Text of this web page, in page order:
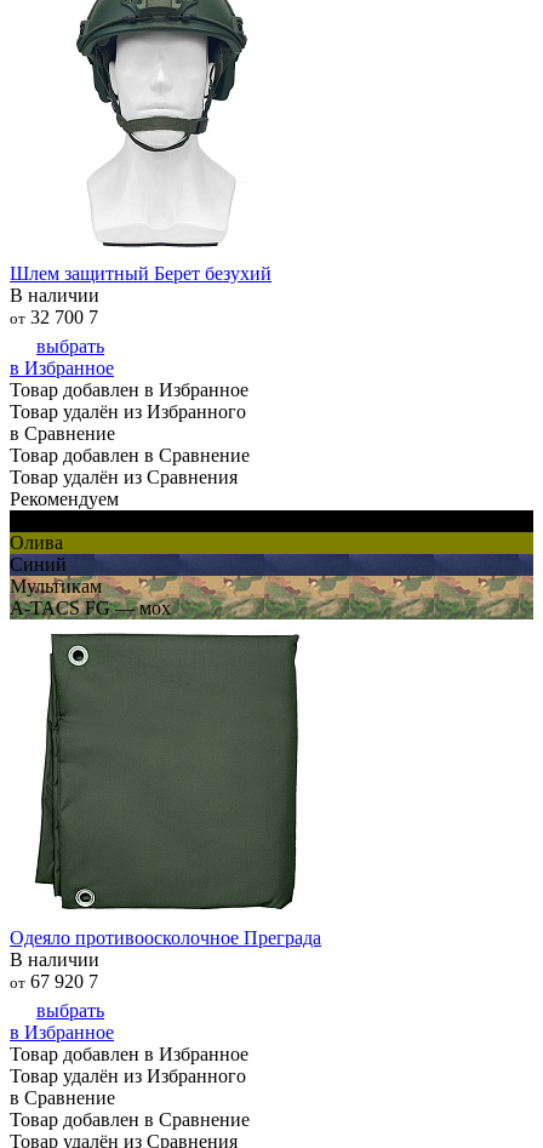
Шлем защитный Берет безухий
В наличии
от 32 700 7
выбрать
в Избранное
Товар добавлен в Избранное
Товар удалён из Избранного
в Сравнение
Товар добавлен в Сравнение
Товар удалён из Сравнения
Рекомендуем
Олива
Синий
Мультикам
A-TACS FG — мох
Одеяло противоосколочное Преграда
В наличии
от 67 920 7
выбрать
в Избранное
Товар добавлен в Избранное
Товар удалён из Избранного
в Сравнение
Товар добавлен в Сравнение
Товар удалён из Сравнения